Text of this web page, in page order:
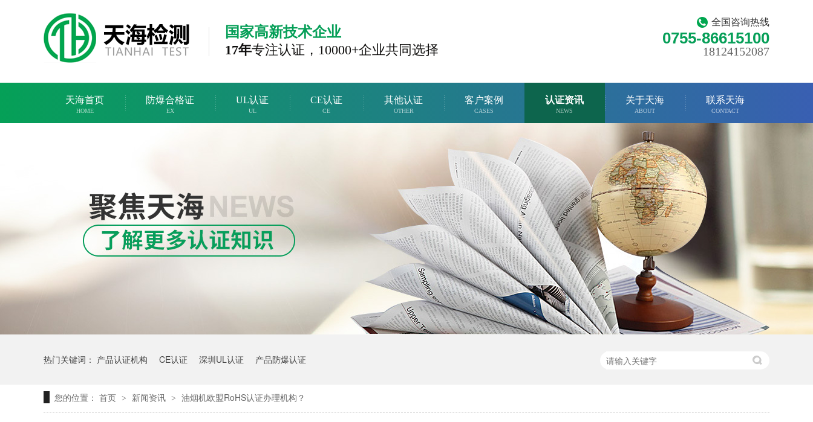
全国咨询热线
0755-86615100
18124152087
国家高新技术企业
17年专注认证， 10000+企业共同选择
天海首页
HOME
防爆合格证
EX
UL认证
UL
CE认证
CE
其他认证
OTHER
客户案例
CASES
认证资讯
NEWS
关于天海
ABOUT
联系天海
CONTACT
热门关键词： 产品认证机构 CE认证 深圳UL认证 产品防爆认证
您的位置： 首页 > 新闻资讯 > 油烟机欧盟RoHS认证办理机构？